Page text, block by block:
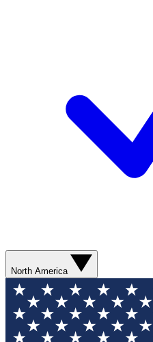
North America